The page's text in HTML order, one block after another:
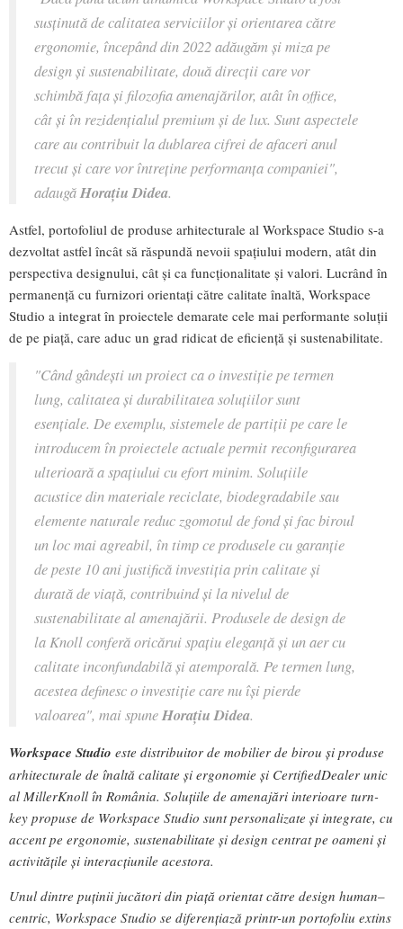
susținută de calitatea serviciilor și orientarea către
ergonomie, începând din 2022 adăugăm și miza pe
design și sustenabilitate, două direcții care vor
schimbă fața și filozofia amenajărilor, atât în office,
cât și în rezidențialul premium și de lux. Sunt aspectele
care au contribuit la dublarea cifrei de afaceri anul
trecut și care vor întreține performanța companiei",
adaugăHorațiu Didea.
Astfel, portofoliul de produse arhitecturale al Workspace Studio s-a
dezvoltat astfel încât să răspundă nevoii spațiului modern, atât din
perspectiva designului, cât și ca funcționalitate și valori. Lucrând în
permanență cu furnizori orientați către calitate înaltă, Workspace
Studio a integrat în proiectele demarate cele mai performante soluții
de pe piață, care aduc un grad ridicat de eficiență și sustenabilitate.
"Când gândești un proiect ca o investiție pe termen
lung, calitatea și durabilitatea soluțiilor sunt
esențiale. De exemplu, sistemele de partiții pe care le
introducem în proiectele actuale permit reconfigurarea
ulterioară a spațiului cu efort minim. Soluțiile
acustice din materiale reciclate, biodegradabile sau
elemente naturale reduc zgomotul de fond și fac biroul
un loc mai agreabil, în timp ce produsele cu garanție
de peste 10 ani justifică investiția prin calitate și
durată de viață, contribuind și la nivelul de
sustenabilitate al amenajării. Produsele de design de
la Knoll conferă oricărui spațiu eleganțăși un aercu
calitate inconfundabilă și atemporală. Pe termen lung,
acestea definesc o investiție care nu își pierde
valoarea", mai spune Horațiu Didea.
Workspace Studio este distribuitor de mobilier de birou și produse
arhitecturale de înaltă calitate și ergonomie și CertifiedDealer unic
al MillerKnoll în România. Soluțiile de amenajări interioare turn-
key propuse de Workspace Studio sunt personalizate și integrate, cu
accent pe ergonomie, sustenabilitate și design centrat pe oameni și
activitățile și interacțiunile acestora.
Unul dintre puținii jucători din piață orientat către design human–
centric, Workspace Studio se diferențiază printr-un portofoliu extins